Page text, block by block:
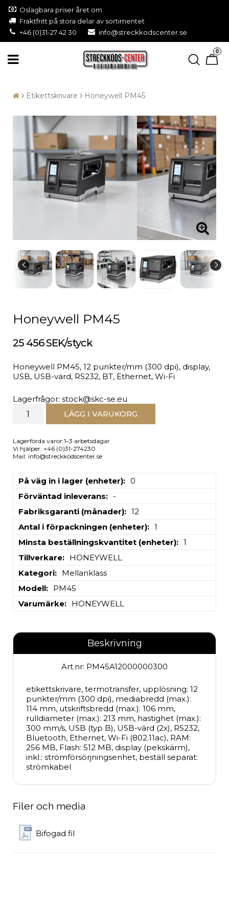
Oslagbara priser året om
Fraktfritt på stora delar av sortimentet
+46 (0)31-27 42 30
info@streckkodscenter.se
0
Etikettskrivare Honeywell PM45
Honeywell PM45
25 456 SEK/styck
Honeywell PM45, 12 punkter/mm (300 dpi), display,
USB, USB-värd, RS232, BT, Ethernet, Wi-Fi
Lagerfrågor: stock@skc-se.eu
LÄGG I VARUKORG
Lagerförda varor:1–3 arbetsdagar
Vi hjälper: +46 (0)31-274230
Mail: info@streckkodscenter.se
På väg in i lager (enheter)
0
Förväntad inleverans
-
Fabriksgaranti (månader)
12
Antal i förpackningen (enheter)
1
Minsta beställningskvantitet (enheter)
1
Tillverkare
HONEYWELL
Kategori
Mellanklass
Modell
PM45
Varumärke
HONEYWELL
Beskrivning
Art.nr: PM45A12000000300
etikettskrivare, termotransfer, upplösning: 12
punkter/mm (300 dpi), mediabredd (max.):
114 mm, utskriftsbredd (max.): 106 mm,
rulldiameter (max.): 213 mm, hastighet (max.):
300 mm/s, USB (typ B), USB-värd (2x), RS232,
Bluetooth, Ethernet, Wi-Fi (802.11ac), RAM:
256 MB, Flash: 512 MB, display (pekskärm),
inkl.: strömförsörjningsenhet, beställ separat:
strömkabel
Filer och media
Bifogad fil